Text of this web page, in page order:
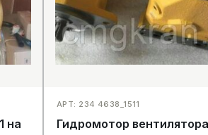
АРТ: 234 4638_1511
Гидромотор вентилятора